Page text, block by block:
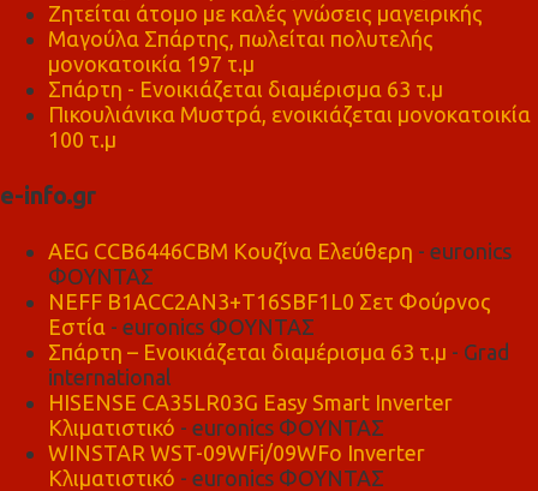
Ζητείται άτομο με καλές γνώσεις μαγειρικής
Μαγούλα Σπάρτης, πωλείται πολυτελής
μονοκατοικία 197 τ.μ
Σπάρτη - Ενοικιάζεται διαμέρισμα 63 τ.μ
Πικουλιάνικα Μυστρά, ενοικιάζεται μονοκατοικία
100 τ.μ
e-info.gr
AEG CCB6446CBM Κουζίνα Ελεύθερη - euronics
ΦΟΥΝΤΑΣ
NEFF B1ACC2AN3+T16SBF1L0 Σετ Φούρνος
Εστία - euronics ΦΟΥΝΤΑΣ
Σπάρτη – Ενοικιάζεται διαμέρισμα 63 τ.μ - Grad
international
HISENSE CA35LR03G Easy Smart Inverter
Κλιματιστικό - euronics ΦΟΥΝΤΑΣ
WINSTAR WST-09WFi/09WFo Inverter
Κλιματιστικό - euronics ΦΟΥΝΤΑΣ